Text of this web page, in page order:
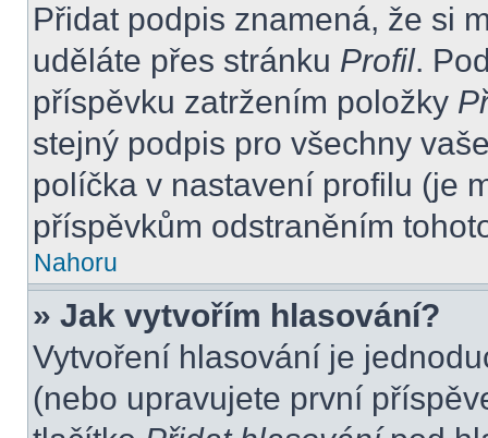
Přidat podpis znamená, že si
uděláte přes stránku Profil.
příspěvku zatržením položky
stejný podpis pro všechny
políčka v nastavení profilu (je
příspěvkům odstraněním
Nahoru
» Jak vytvořím hlasování?
Vytvoření hlasování je
(nebo upravujete první